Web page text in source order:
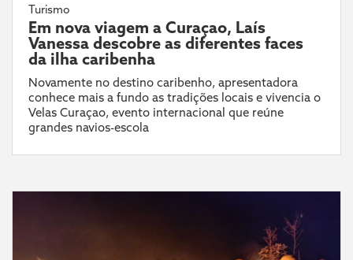
Turismo
Em nova viagem a Curaçao, Laís
Vanessa descobre as diferentes faces
da ilha caribenha
Novamente no destino caribenho, apresentadora
conhece mais a fundo as tradições locais e vivencia o
Velas Curaçao, evento internacional que reúne
grandes navios-escola